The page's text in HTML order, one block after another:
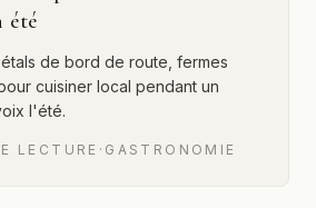
été
de bord de route, fermes
cuisiner local pendant un
l'été.
LECTURE · GASTRONOMIE